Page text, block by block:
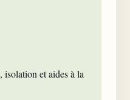
isolation et aides à la